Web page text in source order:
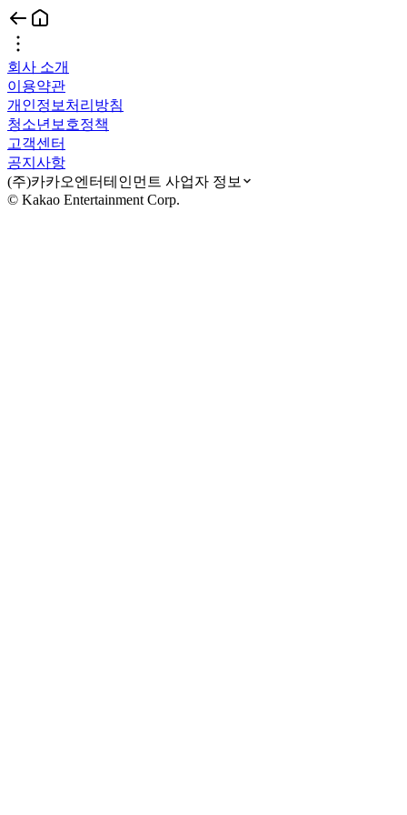
회사 소개
이용약관
개인정보처리방침
청소년보호정책
고객센터
공지사항
(주)카카오엔터테인먼트 사업자 정보
© Kakao Entertainment Corp.